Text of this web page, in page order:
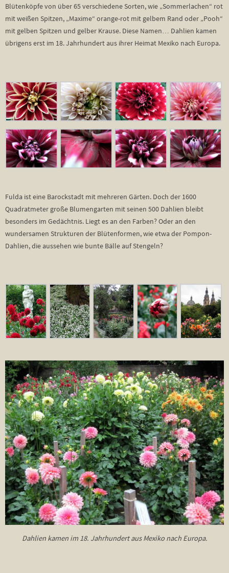
Blütenköpfe von über 65 verschiedene Sorten, wie „Sommerlachen“ rot
mit weißen Spitzen, „Maxime“ orange-rot mit gelbem Rand oder „Pooh“
mit gelben Spitzen und gelber Krause. Diese Namen… Dahlien kamen
übrigens erst im 18. Jahrhundert aus ihrer Heimat Mexiko nach Europa.
Fulda ist eine Barockstadt mit mehreren Gärten. Doch der 1600
Quadratmeter große Blumengarten mit seinen 500 Dahlien bleibt
besonders im Gedächtnis. Liegt es an den Farben? Oder an den
wundersamen Strukturen der Blütenformen, wie etwa der Pompon-
Dahlien, die aussehen wie bunte Bälle auf Stengeln?
Dahlien kamen im 18. Jahrhundert aus Mexiko nach Europa.